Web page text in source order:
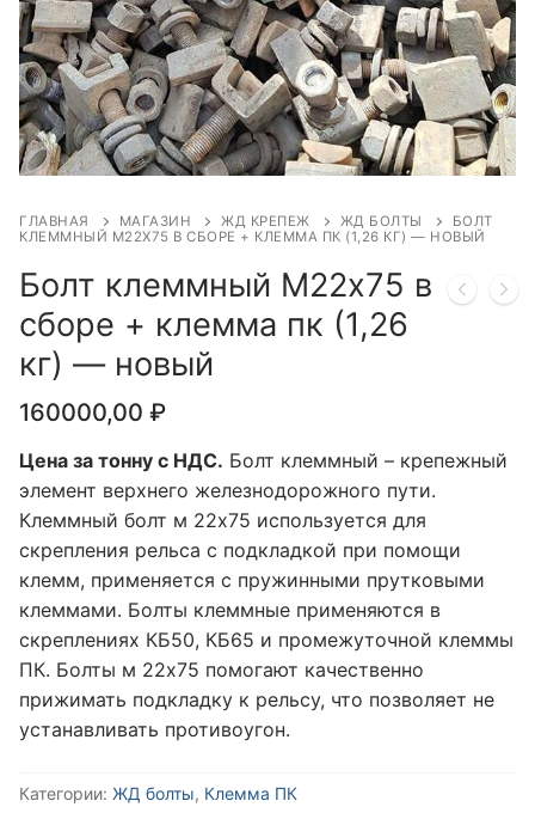
ГЛАВНАЯ МАГАЗИН ЖД КРЕПЕЖ ЖД БОЛТЫ
БОЛТ
КЛЕММНЫЙ М22Х75 В СБОРЕ + КЛЕММА ПК (1,26 КГ) — НОВЫЙ
Болт клеммный М22х75 в
сборе + клемма пк (1,26
кг) — новый
160000,00 ₽
Цена за тонну с НДС. Болт клеммный – крепежный
элемент верхнего железнодорожного пути.
Клеммный болт м 22х75 используется для
скрепления рельса с подкладкой при помощи
клемм, применяется с пружинными прутковыми
клеммами. Болты клеммные применяются в
скреплениях КБ50, КБ65 и промежуточной клеммы
ПК. Болты м 22х75 помогают качественно
прижимать подкладку к рельсу, что позволяет не
устанавливать противоугон.
Категории: ЖД болты, Клемма ПК